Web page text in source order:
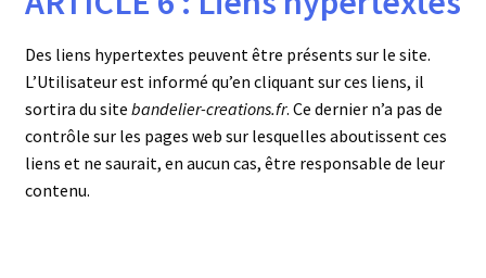
Des liens hypertextes peuvent être présents sur le site.
L’Utilisateur est informé qu’en cliquant sur ces liens, il
sortira du site bandelier-creations.fr. Ce dernier n’a pas de
contrôle sur les pages web sur lesquelles aboutissent ces
liens et ne saurait, en aucun cas, être responsable de leur
contenu.